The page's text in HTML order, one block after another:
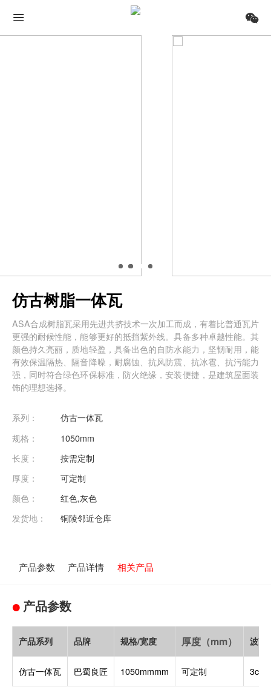
仿古树脂一体瓦
ASA合成树脂瓦采用先进共挤技术一次加工而成，有着比普通瓦片
更强的耐候性能，能够更好的抵挡紫外线。具备多种卓越性能。其
颜色持久亮丽，质地轻盈，具备出色的自防水能力，坚韧耐用，能
有效保温隔热、隔音降噪，耐腐蚀、抗风防震、抗冰雹、抗污能力
强，同时符合绿色环保标准，防火绝缘，安装便捷，是建筑屋面装
饰的理想选择。
系列：
仿古一体瓦
规格：
1050mm
长度：
按需定制
厚度：
可定制
颜色：
红色,灰色
发货地：
铜陵邻近仓库
产品参数 产品详情 相关产品
产品参数
产品系列 品牌 规格/宽度 厚度（mm） 波高
仿古一体瓦 巴蜀良匠 1050mmmm 可定制 3cm